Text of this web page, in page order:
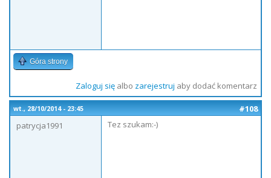
Góra strony
Zaloguj sięalbo zarejestruj aby dodać komentarz
wt., 28/10/2014 - 23:45
#108
patrycja1991
Tez szukam:-)